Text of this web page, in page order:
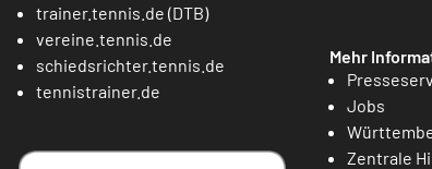
trainer.tennis.de (DTB)
vereine.tennis.de
schiedsrichter.tennis.de
tennistrainer.de
Mehr
Jobs
Zentrale